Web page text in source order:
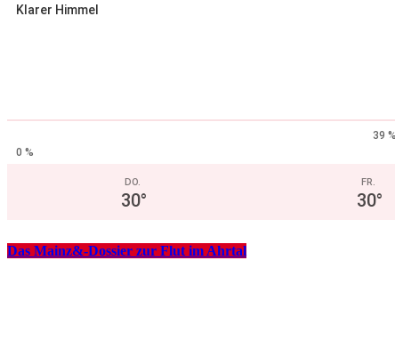
Klarer Himmel
39 %
0 %
DO.
30°
FR.
30°
Das Mainz&-Dossier zur Flut im Ahrtal